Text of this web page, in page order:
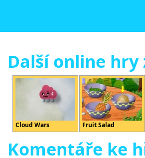
Další online hry
Cloud Wars Fruit Salad
Komentáře ke